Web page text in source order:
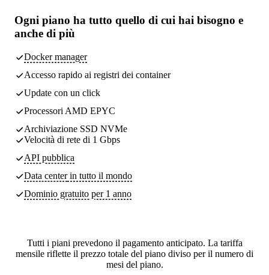
Ogni piano ha tutto quello di cui hai bisogno e
anche di più
Docker manager
Accesso rapido ai registri dei container
Update con un click
Processori AMD EPYC
Archiviazione SSD NVMe
Velocità di rete di 1 Gbps
API pubblica
Data centerin tutto il mondo
Dominio gratuito per 1 anno
Tutti i piani prevedono il pagamento anticipato. La tariffa
mensile riflette il prezzo totale del piano diviso per il numero di
mesi del piano.